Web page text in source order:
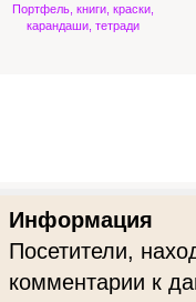
Портфель, книги, краски,
карандаши, тетради
Информация
Посетители,
комментарии к